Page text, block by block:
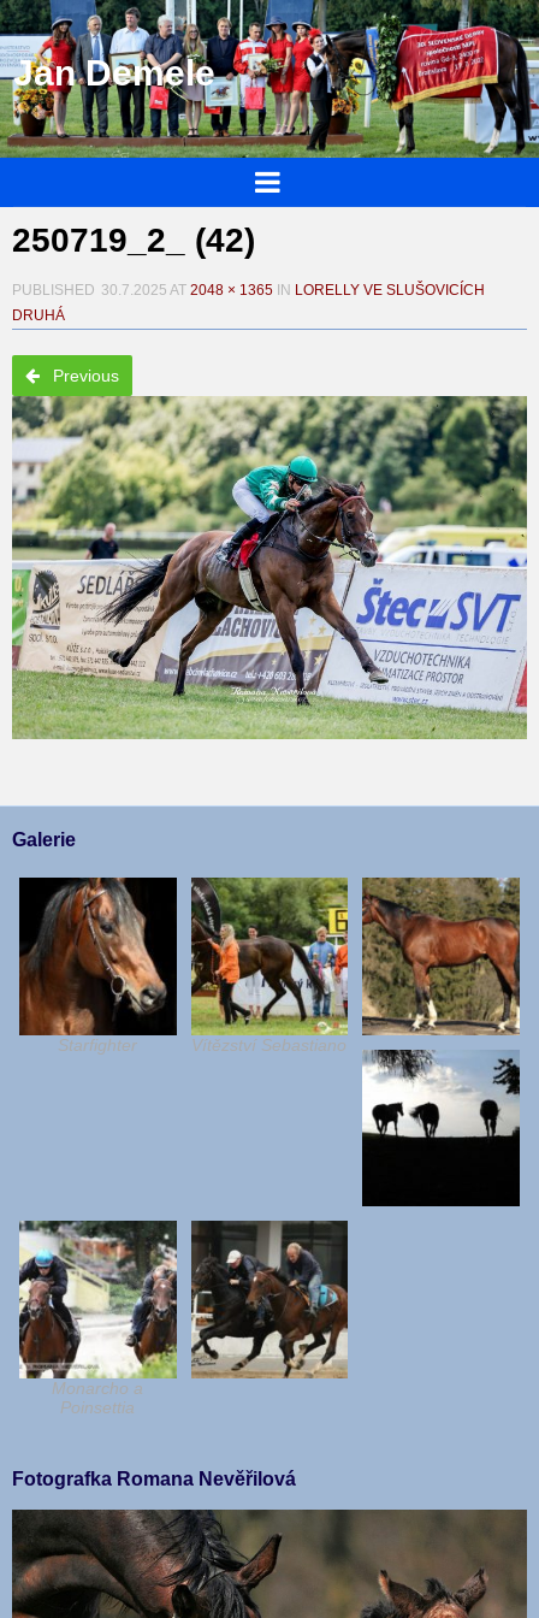
Jan Demele
250719_2_ (42)
PUBLISHED 30.7.2025 AT 2048 × 1365 IN LORELLY VE SLUŠOVICÍCH
DRUHÁ
Previous
Galerie
Starfighter Vítězství Sebastiano
Monarcho a
Poinsettia
Fotografka Romana Nevěřilová